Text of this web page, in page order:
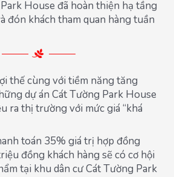
House đã hoàn thiện hạ tầng
đón khách tham quan hàng tuần
thế cùng với tiềm năng tăng
dự án Cát Tường Park House
ra thị trường với mức giá “khá
toán 35% giá trị hợp đồng
đồng khách hàng sẽ có cơ hội
tại khu dân cư Cát Tường Park